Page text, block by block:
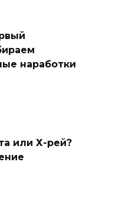
наработки
или Х-рей?